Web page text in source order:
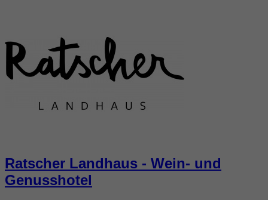
Ratscher Landhaus - Wein- und
Genusshotel